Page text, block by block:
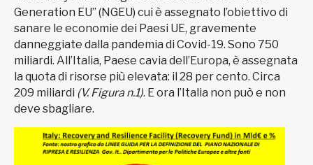
Generation EU” (NGEU) cui è assegnato l’obiettivo di
sanare le economie dei Paesi UE, gravemente
danneggiate dalla pandemia di Covid-19. Sono 750
miliardi. All’Italia, Paese cavia dell’Europa, è assegnata
la quota di risorse più elevata: il 28 per cento. Circa
209 miliardi (V. Figura n.1). E ora l’Italia non può e non
deve sbagliare.